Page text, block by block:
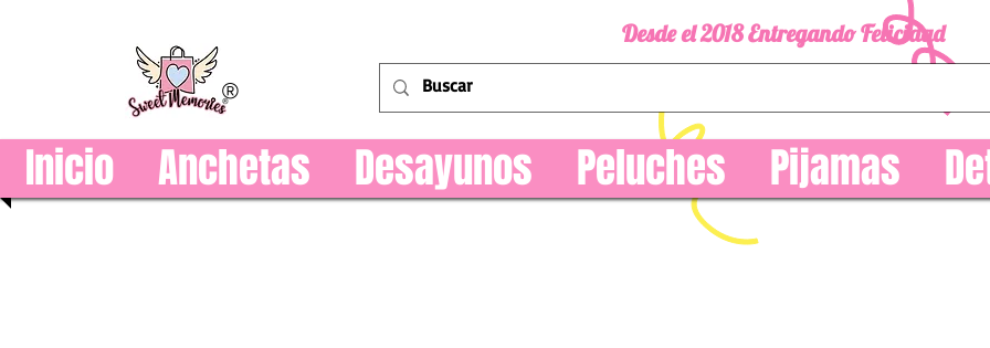
Desde el 2018 Entregando Felicidad
®
Inicio Anchetas Desayunos Peluches Pijamas